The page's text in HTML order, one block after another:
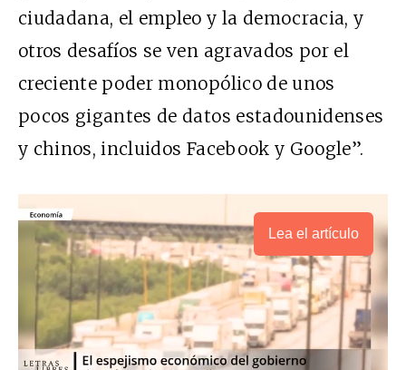
ciudadana, el empleo y la democracia, y
otros desafíos se ven agravados por el
creciente poder monopólico de unos
pocos gigantes de datos estadounidenses
y chinos, incluidos Facebook y Google”.
Lea el artículo